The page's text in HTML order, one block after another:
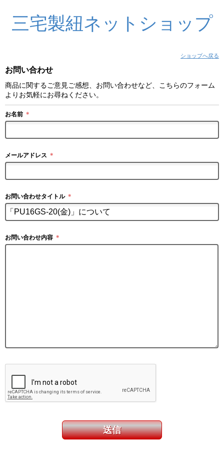
三宅製紐ネットショップ
ショップへ戻る
お問い合わせ
商品に関するご意見ご感想、お問い合わせなど、こちらのフォーム
よりお気軽にお尋ねください。
お名前 ＊
メールアドレス ＊
お問い合わせタイトル ＊
お問い合わせ内容 ＊